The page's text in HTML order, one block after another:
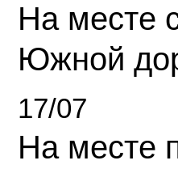
На месте
Южной
17/07
На месте